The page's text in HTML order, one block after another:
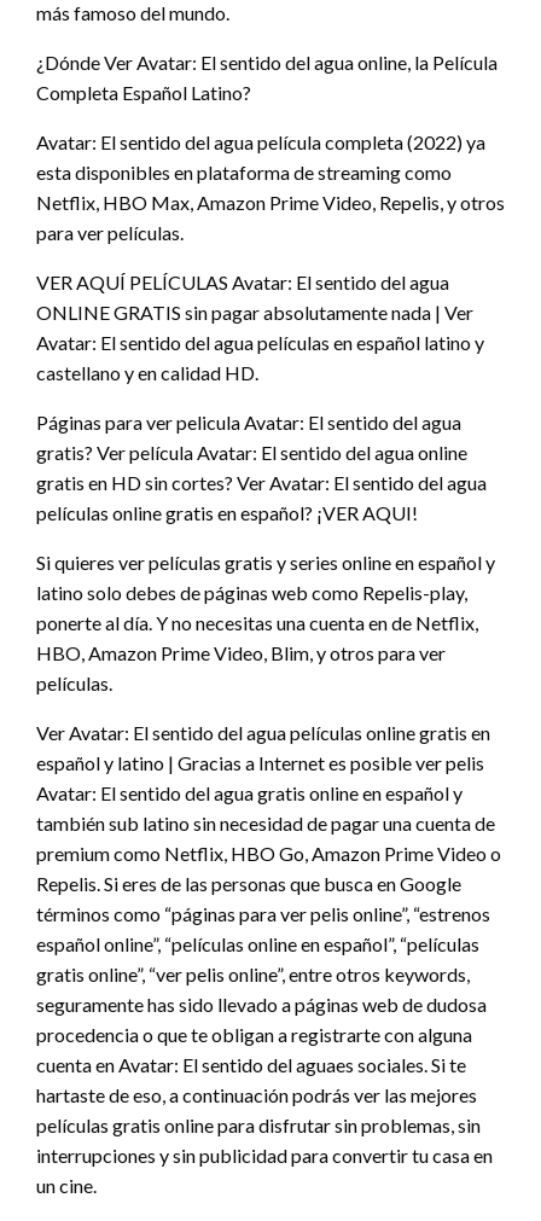
más famoso del mundo.
¿Dónde Ver Avatar: El sentido del agua online, la Película
Completa Español Latino?
Avatar: El sentido del agua película completa (2022) ya
esta disponibles en plataforma de streaming como
Netflix, HBO Max, Amazon Prime Video, Repelis, y otros
para ver películas.
VER AQUÍ PELÍCULAS Avatar: El sentido del agua
ONLINE GRATIS sin pagar absolutamente nada | Ver
Avatar: El sentido del agua películas en español latino y
castellano y en calidad HD.
Páginas para ver pelicula Avatar: El sentido del agua
gratis? Ver película Avatar: El sentido del agua online
gratis en HD sin cortes? Ver Avatar: El sentido del agua
películas online gratis en español? ¡VER AQUI!
Si quieres ver películas gratis y series online en español y
latino solo debes de páginas web como Repelis-play,
ponerte al día. Y no necesitas una cuenta en de Netflix,
HBO, Amazon Prime Video, Blim, y otros para ver
películas.
Ver Avatar: El sentido del agua películas online gratis en
español y latino | Gracias a Internet es posible ver pelis
Avatar: El sentido del agua gratis online en español y
también sub latino sin necesidad de pagar una cuenta de
premium como Netflix, HBO Go, Amazon Prime Video o
Repelis. Si eres de las personas que busca en Google
términos como “páginas para ver pelis online”, “estrenos
español online”, “películas online en español”, “películas
gratis online”, “ver pelis online”, entre otros keywords,
seguramente has sido llevado a páginas web de dudosa
procedencia o que te obligan a registrarte con alguna
cuenta en Avatar: El sentido del aguaes sociales. Si te
hartaste de eso, a continuación podrás ver las mejores
películas gratis online para disfrutar sin problemas, sin
interrupciones y sin publicidad para convertir tu casa en
un cine.